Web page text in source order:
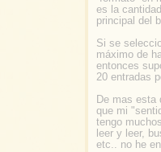
es la
principal del
Si se
máximo de
entonces
20 entradas
De mas esta
que mi
tengo
leer y leer,
etc.. no he